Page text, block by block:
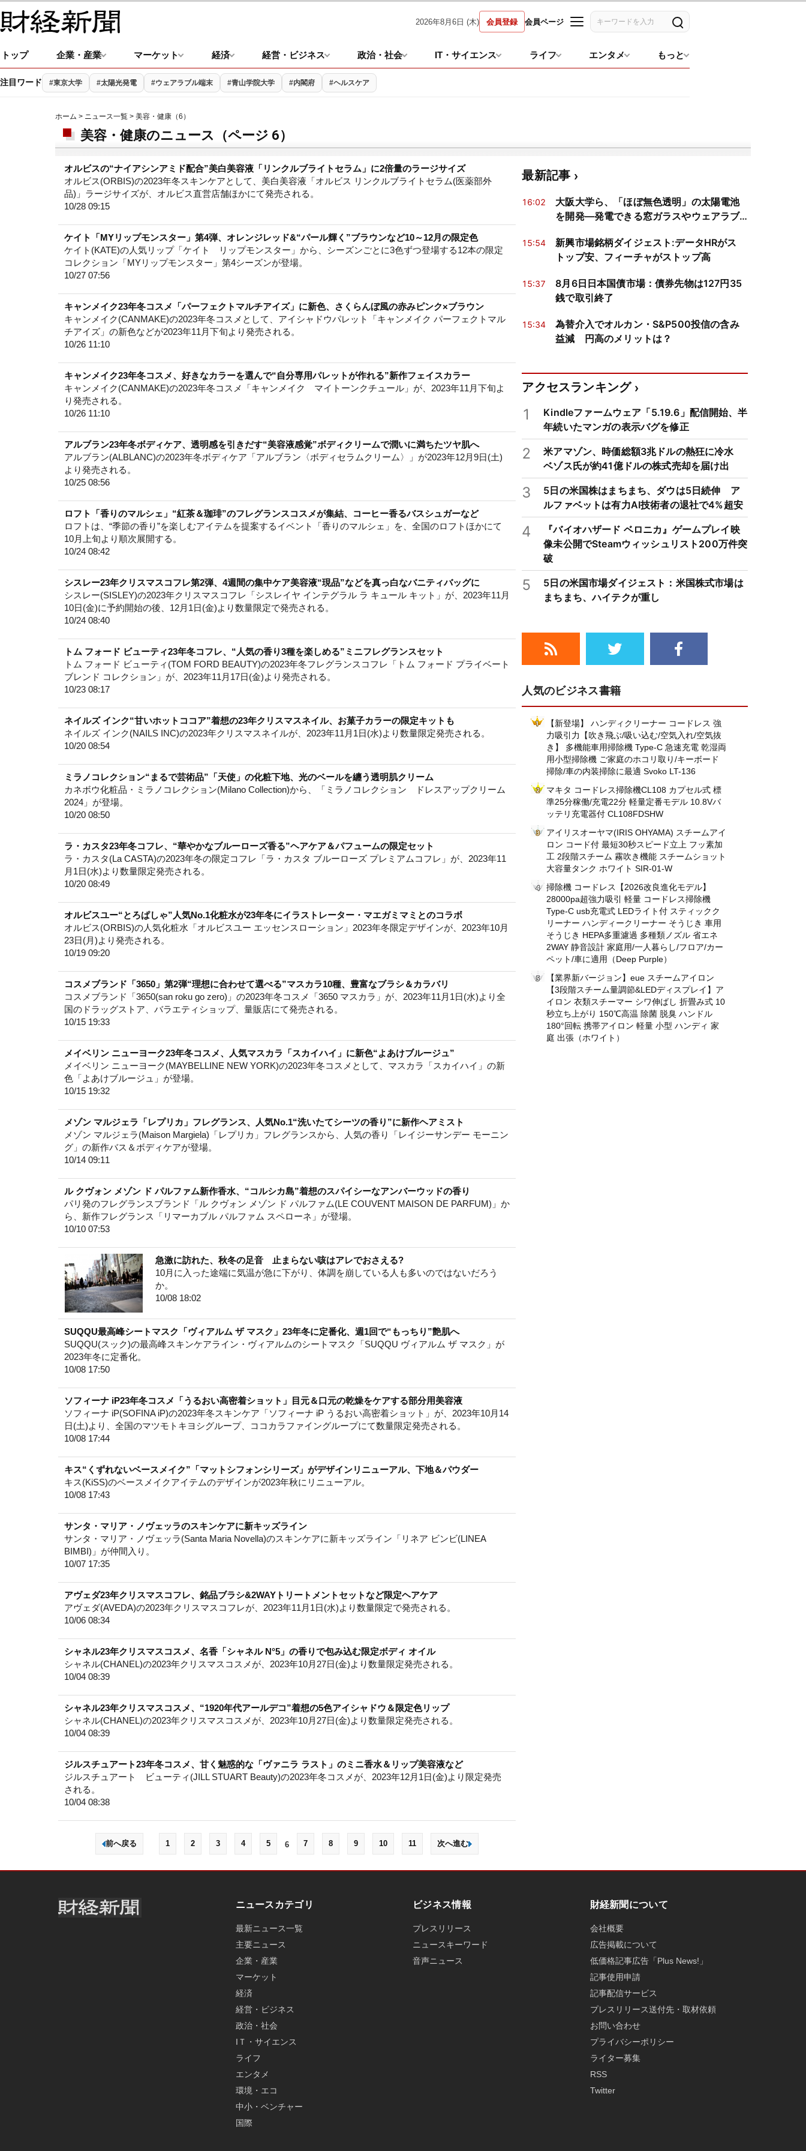
2026年8月6日 (木) 会員登録 会員ページ
記事を検索
トップ 企業・産業 マーケット 経済 経営・ビジネス 政治・社会 IT・サイエンス ライフ エンタメ もっと
注目ワード #東京大学 #太陽光発電 #ウェアラブル端末 #青山学院大学 #内閣府 #ヘルスケア
ホーム > ニュース一覧 > 美容・健康（6）
美容・健康のニュース（ページ 6）
オルビスの“ナイアシンアミド配合”美白美容液「リンクルブライトセラム」に2倍量のラージサイズ
オルビス(ORBIS)の2023年冬スキンケアとして、美白美容液「オルビス リンクルブライトセラム(医薬部外
品)」ラージサイズが、オルビス直営店舗ほかにて発売される。
10/28 09:15
ケイト「MYリップモンスター」第4弾、オレンジレッド&“パール輝く”ブラウンなど10～12月の限定色
ケイト(KATE)の人気リップ「ケイト リップモンスター」から、シーズンごとに3色ずつ登場する12本の限定
コレクション「MYリップモンスター」第4シーズンが登場。
10/27 07:56
キャンメイク23年冬コスメ「パーフェクトマルチアイズ」に新色、さくらんぼ風の赤みピンク×ブラウン
キャンメイク(CANMAKE)の2023年冬コスメとして、アイシャドウパレット「キャンメイク パーフェクトマル
チアイズ」の新色などが2023年11月下旬より発売される。
10/26 11:10
キャンメイク23年冬コスメ、好きなカラーを選んで“自分専用パレットが作れる”新作フェイスカラー
キャンメイク(CANMAKE)の2023年冬コスメ「キャンメイク マイトーンクチュール」が、2023年11月下旬よ
り発売される。
10/26 11:10
アルブラン23年冬ボディケア、透明感を引きだす“美容液感覚”ボディクリームで潤いに満ちたツヤ肌へ
アルブラン(ALBLANC)の2023年冬ボディケア「アルブラン〈ボディセラムクリーム〉」が2023年12月9日(土)
より発売される。
10/25 08:56
ロフト「香りのマルシェ」“紅茶＆珈琲”のフレグランスコスメが集結、コーヒー香るバスシュガーなど
ロフトは、“季節の香り”を楽しむアイテムを提案するイベント「香りのマルシェ」を、全国のロフトほかにて
10月上旬より順次展開する。
10/24 08:42
シスレー23年クリスマスコフレ第2弾、4週間の集中ケア美容液“現品”などを真っ白なバニティバッグに
シスレー(SISLEY)の2023年クリスマスコフレ「シスレイヤ インテグラル ラ キュール キット」が、2023年11月
10日(金)に予約開始の後、12月1日(金)より数量限定で発売される。
10/24 08:40
トム フォード ビューティ23年冬コフレ、“人気の香り3種を楽しめる”ミニフレグランスセット
トム フォード ビューティ(TOM FORD BEAUTY)の2023年冬フレグランスコフレ「トム フォード プライベート
ブレンド コレクション」が、2023年11月17日(金)より発売される。
10/23 08:17
ネイルズ インク“甘いホットココア”着想の23年クリスマスネイル、お菓子カラーの限定キットも
ネイルズ インク(NAILS INC)の2023年クリスマスネイルが、2023年11月1日(水)より数量限定発売される。
10/20 08:54
ミラノコレクション“まるで芸術品”「天使」の化粧下地、光のベールを纏う透明肌クリーム
カネボウ化粧品・ミラノコレクション(Milano Collection)から、「ミラノコレクション ドレスアップクリーム
2024」が登場。
10/20 08:50
ラ・カスタ23年冬コフレ、“華やかなブルーローズ香る”ヘアケア＆パフュームの限定セット
ラ・カスタ(La CASTA)の2023年冬の限定コフレ「ラ・カスタ ブルーローズ プレミアムコフレ」が、2023年11
月1日(水)より数量限定発売される。
10/20 08:49
オルビスユー“とろぱしゃ”人気No.1化粧水が23年冬にイラストレーター・マエガミマミとのコラボ
オルビス(ORBIS)の人気化粧水「オルビスユー エッセンスローション」2023年冬限定デザインが、2023年10月
23日(月)より発売される。
10/19 09:20
コスメブランド「3650」第2弾“理想に合わせて選べる”マスカラ10種、豊富なブラシ＆カラバリ
コスメブランド「3650(san roku go zero)」の2023年冬コスメ「3650 マスカラ」が、2023年11月1日(水)より全
国のドラッグストア、バラエティショップ、量販店にて発売される。
10/15 19:33
メイベリン ニューヨーク23年冬コスメ、人気マスカラ「スカイハイ」に新色“よあけブルージュ”
メイベリン ニューヨーク(MAYBELLINE NEW YORK)の2023年冬コスメとして、マスカラ「スカイハイ」の新
色「よあけブルージュ」が登場。
10/15 19:32
メゾン マルジェラ「レプリカ」フレグランス、人気No.1“洗いたてシーツの香り”に新作ヘアミスト
メゾン マルジェラ(Maison Margiela)「レプリカ」フレグランスから、人気の香り「レイジーサンデー モーニン
グ」の新作バス＆ボディケアが登場。
10/14 09:11
ル クヴォン メゾン ド パルファム新作香水、“コルシカ島”着想のスパイシーなアンバーウッドの香り
パリ発のフレグランスブランド「ル クヴォン メゾン ド パルファム(LE COUVENT MAISON DE PARFUM)」か
ら、新作フレグランス「リマーカブル パルファム スペローネ」が登場。
10/10 07:53
急激に訪れた、秋冬の足音 止まらない咳はアレでおさえる?
10月に入った途端に気温が急に下がり、体調を崩している人も多いのではないだろう
か。
10/08 18:02
SUQQU最高峰シートマスク「ヴィアルム ザ マスク」23年冬に定番化、週1回で“もっちり”艶肌へ
SUQQU(スック)の最高峰スキンケアライン・ヴィアルムのシートマスク「SUQQU ヴィアルム ザ マスク」が
2023年冬に定番化。
10/08 17:50
ソフィーナ iP23年冬コスメ「うるおい高密着ショット」目元＆口元の乾燥をケアする部分用美容液
ソフィーナ iP(SOFINA iP)の2023年冬スキンケア「ソフィーナ iP うるおい高密着ショット」が、2023年10月14
日(土)より、全国のマツモトキヨシグループ、ココカラファイングループにて数量限定発売される。
10/08 17:44
キス“くずれないベースメイク”「マットシフォンシリーズ」がデザインリニューアル、下地＆パウダー
キス(KiSS)のベースメイクアイテムのデザインが2023年秋にリニューアル。
10/08 17:43
サンタ・マリア・ノヴェッラのスキンケアに新キッズライン
サンタ・マリア・ノヴェッラ(Santa Maria Novella)のスキンケアに新キッズライン「リネア ビンビ(LINEA
BIMBI)」が仲間入り。
10/07 17:35
アヴェダ23年クリスマスコフレ、銘品ブラシ&2WAYトリートメントセットなど限定ヘアケア
アヴェダ(AVEDA)の2023年クリスマスコフレが、2023年11月1日(水)より数量限定で発売される。
10/06 08:34
シャネル23年クリスマスコスメ、名香「シャネル N°5」の香りで包み込む限定ボディ オイル
シャネル(CHANEL)の2023年クリスマスコスメが、2023年10月27日(金)より数量限定発売される。
10/04 08:39
シャネル23年クリスマスコスメ、“1920年代アールデコ”着想の5色アイシャドウ＆限定色リップ
シャネル(CHANEL)の2023年クリスマスコスメが、2023年10月27日(金)より数量限定発売される。
10/04 08:39
ジルスチュアート23年冬コスメ、甘く魅惑的な「ヴァニラ ラスト」のミニ香水＆リップ美容液など
ジルスチュアート ビューティ(JILL STUART Beauty)の2023年冬コスメが、2023年12月1日(金)より限定発売
される。
10/04 08:38
前へ戻る 1 2 3 4 5 6 7 8 9 10 11 次へ進む
最新記事
16:02
大阪大学ら、「ほぼ無色透明」の太陽電池
を開発―発電できる窓ガラスやウェアラブ
15:54
新興市場銘柄ダイジェスト:データHRがス
トップ安、フィーチャがストップ高
15:37
8月6日日本国債市場：債券先物は127円35
銭で取引終了
15:34
為替介入でオルカン・S&P500投信の含み
益減 円高のメリットは？
アクセスランキング
1
Kindleファームウェア「5.19.6」配信開始、半
年続いたマンガの表示バグを修正
2
米アマゾン、時価総額3兆ドルの熱狂に冷水
ベゾス氏が約41億ドルの株式売却を届け出
3
5日の米国株はまちまち、ダウは5日続伸 ア
ルファベットは有力AI技術者の退社で4%超安
4
『バイオハザード ベロニカ』ゲームプレイ映
像未公開でSteamウィッシュリスト200万件突
破
5
5日の米国市場ダイジェスト：米国株式市場は
まちまち、ハイテクが重し
人気のビジネス書籍
【新登場】 ハンディクリーナー コードレス 強
力吸引力【吹き飛ぶ/吸い込む/空気入れ/空気抜
き】 多機能車用掃除機 Type-C 急速充電 乾湿両
用小型掃除機 ご家庭のホコリ取り/キーボード
掃除/車の内装掃除に最適 Svoko LT-136
マキタ コードレス掃除機CL108 カプセル式 標
準25分稼働/充電22分 軽量定番モデル 10.8Vバ
ッテリ充電器付 CL108FDSHW
アイリスオーヤマ(IRIS OHYAMA) スチームアイ
ロン コード付 最短30秒スピード立上 フッ素加
工 2段階スチーム 霧吹き機能 スチームショット
大容量タンク ホワイト SIR-01-W
掃除機 コードレス【2026改良進化モデル】
28000pa超強力吸引 軽量 コードレス掃除機
Type-C usb充電式 LEDライト付 スティックク
リーナー ハンディークリーナー そうじき 車用
そうじき HEPA多重濾過 多種類ノズル 省エネ
2WAY 静音設計 家庭用/一人暮らし/フロア/カー
ペット/車に適用（Deep Purple）
【業界新バージョン】eue スチームアイロン
【3段階スチーム量調節&LEDディスプレイ】ア
イロン 衣類スチーマー シワ伸ばし 折畳み式 10
秒立ち上がり 150℃高温 除菌 脱臭 ハンドル
180°回転 携帯アイロン 軽量 小型 ハンディ 家
庭 出張（ホワイト）
ニュースカテゴリ
最新ニュース一覧
主要ニュース
企業・産業
マーケット
経済
経営・ビジネス
政治・社会
IＴ・サイエンス
ライフ
エンタメ
環境・エコ
中小・ベンチャー
国際
ビジネス情報
プレスリリース
ニュースキーワード
音声ニュース
財経新聞について
会社概要
広告掲載について
低価格記事広告「Plus News!」
記事使用申請
記事配信サービス
プレスリリース送付先・取材依頼
お問い合わせ
プライバシーポリシー
ライター募集
RSS
Twitter